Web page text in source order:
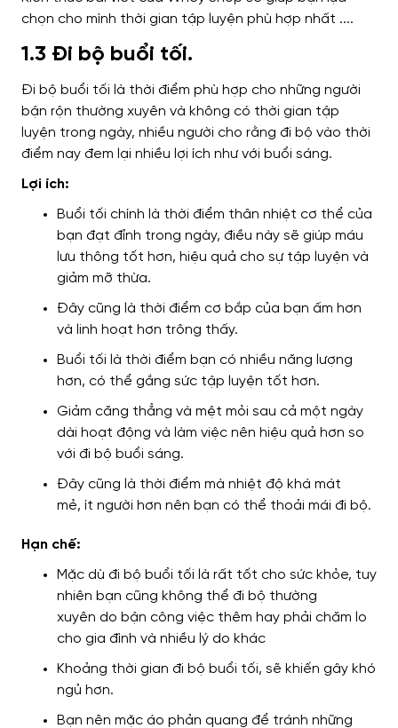
1.3 Đi bộ buổi tối.
Đi bộ buổi tối là thời điểm phù hợp cho những người
bận rộn thường xuyên và không có thời gian tập
luyện trong ngày, nhiều người cho rằng đi bộ vào thời
điểm nay đem lại nhiều lợi ích nhưvới buổi sáng.
Lợi ích:
Buổi tối chính là thời điểm thân nhiệt cơ thể của
bạn đạt đỉnh trong ngày, điều này sẽ giúp máu
lưu thông tốt hơn, hiệu quả cho sự tập luyện và
giảm mỡ thừa.
Đây cũng là thời điểm cơ bắp của bạn ấm hơn
và linh hoạt hơn trông thấy.
Buổi tối là thời điểm bạn có nhiều năng lượng
hơn, có thể gắng sức tập luyện tốt hơn.
Giảm căng thẳng và mệt mỏi sau cả một ngày
dài hoạt động và làm việc nên hiệu quả hơn so
với đi bộ buổi sáng.
Đây cũng là thời điểm mà nhiệt độ khá mát
mẻ, ít người hơn nên bạn có thể thoải mái đi bộ.
Hạn chế:
Mặc dù đi bộ buổi tối là rất tốt cho sức khỏe, tuy
nhiên bạn cũng không thể đi bộ thường
xuyên do bận công việc thêm hay phải chăm lo
cho gia đình và nhiều lý do khác
Khoảng thời gian đi bộ buổi tối, sẽ khiến gây khó
ngủ hơn.
Bạn nên mặc áo phản quang để tránh những